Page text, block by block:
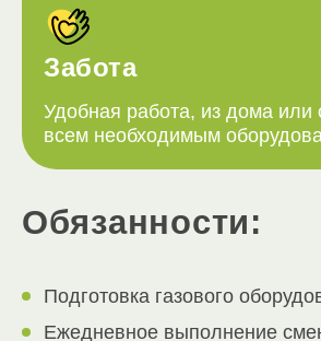
Забота
Удобная работа, из дома или
всем необходимым
Обязанности:
Подготовка газового
Ежедневное выполнение